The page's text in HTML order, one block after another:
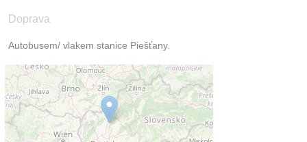
Doprava
Autobusem/ vlakem stanice Piešťany.